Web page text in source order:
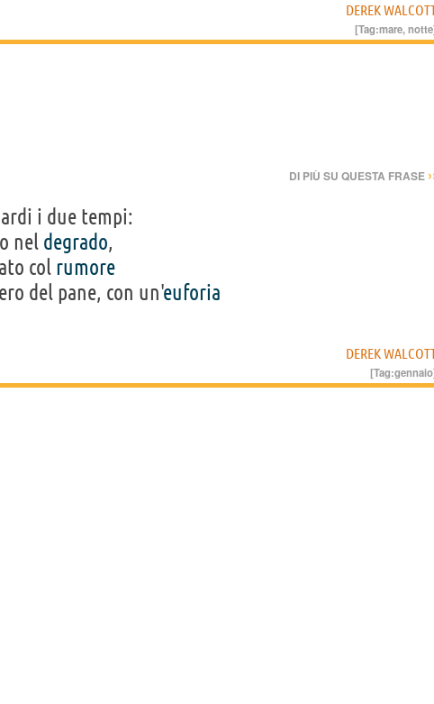
DEREK
[Tag:mare,notte
DI PIÙ SU QUESTA FRASE
i due tempi:
nel degrado,
col rumore
del pane, con un'euforia
DEREK
[Tag:gennaio